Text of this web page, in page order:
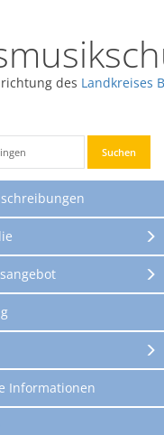
des Landkreises
Informationen